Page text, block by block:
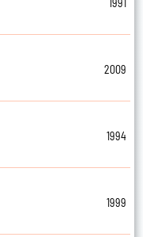
2009
1994
1999